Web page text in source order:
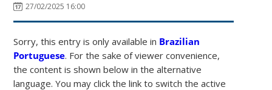
27/02/2025 16:00
Sorry, this entry is only available in Brazilian
Portuguese. For the sake of viewer convenience,
the content is shown below in the alternative
language. You may click the link to switch the active